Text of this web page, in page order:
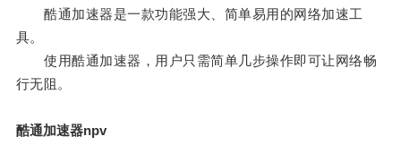
酷通加速器是一款功能强大、简单易用的网络加速工
具。
使用酷通加速器，用户只需简单几步操作即可让网络畅
行无阻。
酷通加速器npv